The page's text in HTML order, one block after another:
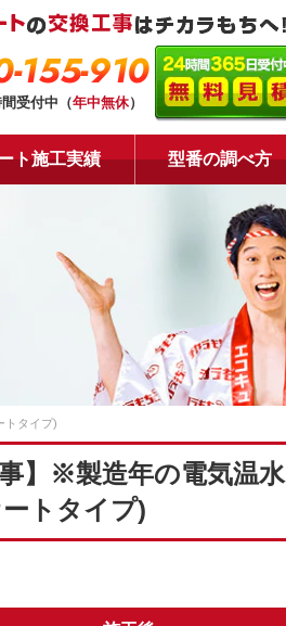
155-910
間受付中（年中無休）
ト施工実績 型番の調べ方
トタイプ)
】※製造年の電気温水
トタイプ)